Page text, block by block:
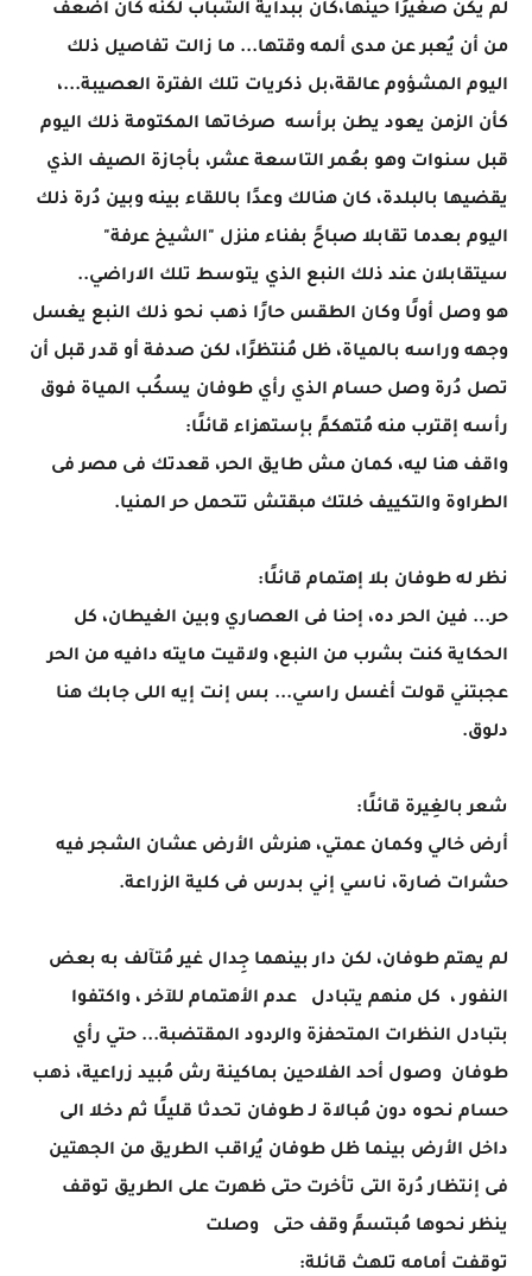
لم يكن صغيرًا حينها،كان ببداية الشباب لكنه كان أضعف
من أن يُعبر عن مدى ألمه وقتها... ما زالت تفاصيل ذلك
اليوم المشؤوم عالقة،بل ذكريات تلك الفترة العصيبة...،
كأن الزمن يعود يطن برأسه صرخاتها المكتومة ذلك اليوم
قبل سنوات وهو بعُمر التاسعة عشر، بأجازة الصيف الذي
يقضيها بالبلدة، كان هنالك وعدًا باللقاء بينه وبين دُرة ذلك
اليوم بعدما تقابلا صباحً بفناء منزل "الشيخ عرفة"
سيتقابلان عند ذلك النبع الذي يتوسط تلك الاراضي..
هو وصل أولًا وكان الطقس حارًا ذهب نحو ذلك النبع يغسل
وجهه وراسه بالمياة، ظل مُنتظرًا، لكن صدفة أو قدر قبل أن
تصل دُرة وصل حسام الذي رأي طوفان يسكُب المياة فوق
رأسه إقترب منه مُتهكمً بإستهزاء قائلًا:
واقف هنا ليه، كمان مش طايق الحر، قعدتك فى مصر فى
الطراوة والتكييف خلتك مبقتش تتحمل حر المنيا.
نظر له طوفان بلا إهتمام قائلًا:
حر... فين الحر ده، إحنا فى العصاري وبين الغيطان، كل
الحكاية كنت بشرب من النبع، ولاقيت مايته دافيه من الحر
عجبتني قولت أغسل راسي... بس إنت إيه اللى جابك هنا
دلوق.
شعر بالغِيرة قائلًا:
أرض خالي وكمان عمتي، هنرش الأرض عشان الشجر فيه
حشرات ضارة، ناسي إني بدرس فى كلية الزراعة.
لم يهتم طوفان، لكن دار بينهما جِدال غير مُتآلف به بعض
النفور ، كل منهم يتبادل عدم الأهتمام للآخر ، واكتفوا
بتبادل النظرات المتحفزة والردود المقتضبة... حتي رأي
طوفان وصول أحد الفلاحين بماكينة رش مُبيد زراعية، ذهب
حسام نحوه دون مُبالاة لـ طوفان تحدثا قليلًا ثم دخلا الى
داخل الأرض بينما ظل طوفان يُراقب الطريق من الجهتين
فى إنتظار دُرة التى تأخرت حتى ظهرت على الطريق توقف
ينظر نحوها مُبتسمً وقف حتى وصلت
توقفت أمامه تلهث قائلة: